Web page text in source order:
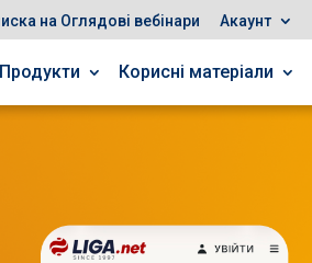
на Оглядові вебінари Акаунт
Продукти Корисні матеріали